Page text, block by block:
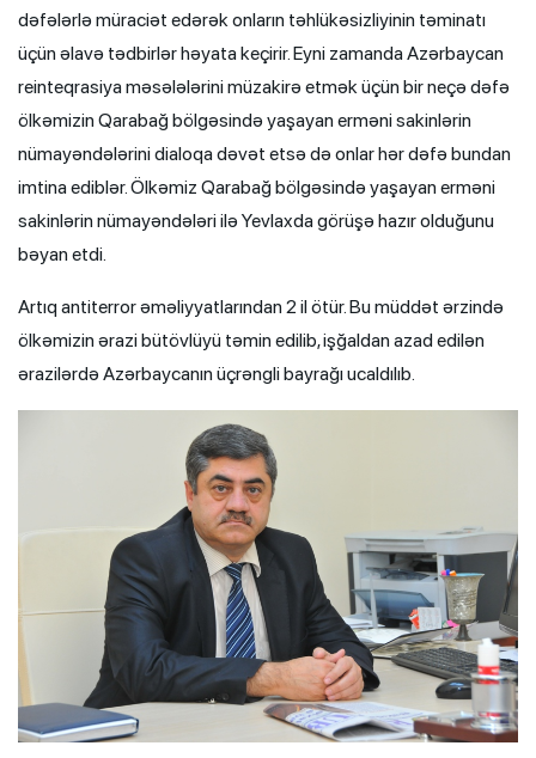
dəfələrlə müraciət edərək onların təhlükəsizliyinin təminatı
üçün əlavə tədbirlər həyata keçirir. Eyni zamanda Azərbaycan
reinteqrasiya məsələlərini müzakirə etmək üçün bir neçə dəfə
ölkəmizin Qarabağ bölgəsində yaşayan erməni sakinlərin
nümayəndələrini dialoqa dəvət etsə də onlar hər dəfə bundan
imtina ediblər. Ölkəmiz Qarabağ bölgəsində yaşayan erməni
sakinlərin nümayəndələri ilə Yevlaxda görüşə hazır olduğunu
bəyan etdi.
Artıq antiterror əməliyyatlarından 2 il ötür. Bu müddət ərzində
ölkəmizin ərazi bütövlüyü təmin edilib, işğaldan azad edilən
ərazilərdə Azərbaycanın üçrəngli bayrağı ucaldılıb.